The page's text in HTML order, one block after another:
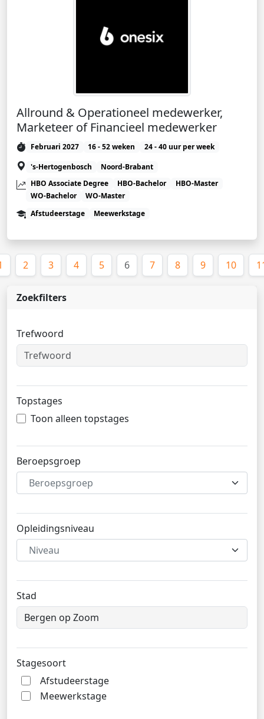
Zoekfilters
Trefwoord
Topstages
Toon alleen topstages
Beroepsgroep
Beroepsgroep
Opleidingsniveau
Niveau
Stad
Stagesoort
Afstudeerstage
Meewerkstage
Allround & Operationeel medewerker,
Marketeer of Financieel medewerker
Februari 2027 16 - 52 weken
24 - 40 uur per week
's-Hertogenbosch
Noord-Brabant
HBO Associate Degree
HBO-Bachelor
HBO-Master
WO-Bachelor
WO-Master
Afstudeerstage
Meewerkstage
2 3 4 5 6(huidige)
7 8 9 10